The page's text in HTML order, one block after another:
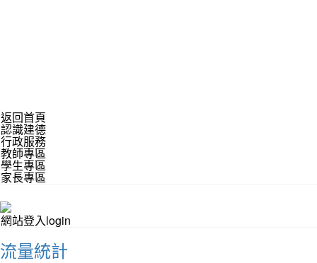
返回首頁
認識建德
行政服務
教師專區
學生專區
家長專區
網站登入login
流量統計